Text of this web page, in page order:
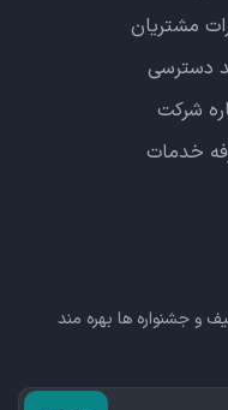
مشتریان
دسترسی
شرکت
خدمات
و جشنواره ها بهره مند